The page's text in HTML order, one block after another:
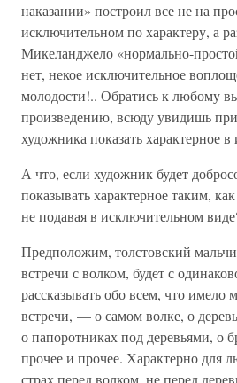
наказании» построил все не на
исключительном по характеру, а
Микеланджело «нормально-
нет, некое исключительное
молодости!.. Обратись к любому
произведению, всюду увидишь
художника показать характерное
А что, если художник будет
показывать характерное таким,
не подавая в исключительном
Предположим, толстовский
встречи с волком, будет с
рассказывать обо всем, что имело
встречи, — о самом волке, о
о папоротниках под деревьями, о
прочее и прочее. Характерно для
страх перед волком, не перед